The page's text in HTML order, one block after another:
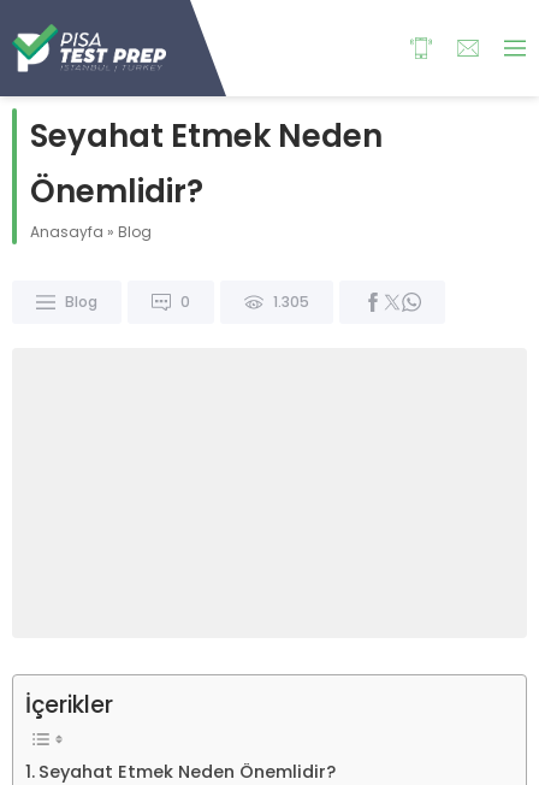
Seyahat Etmek Neden
Önemlidir?
Anasayfa » Blog
Blog 0 1.305
İçerikler
Seyahat Etmek Neden Önemlidir?